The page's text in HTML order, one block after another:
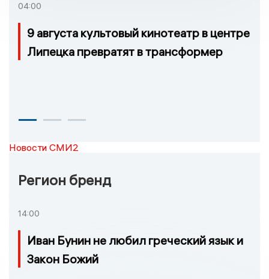
04:00
9 августа культовый кинотеатр в центре
Липецка превратят в трансформер
Новости СМИ2
Регион бренд
14:00
Иван Бунин не любил греческий язык и
Закон Божий